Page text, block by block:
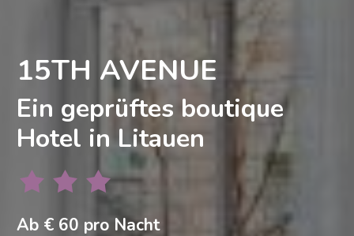
15TH AVENUE
Ein geprüftes boutique
Hotel in Litauen
Ab € 60 pro Nacht